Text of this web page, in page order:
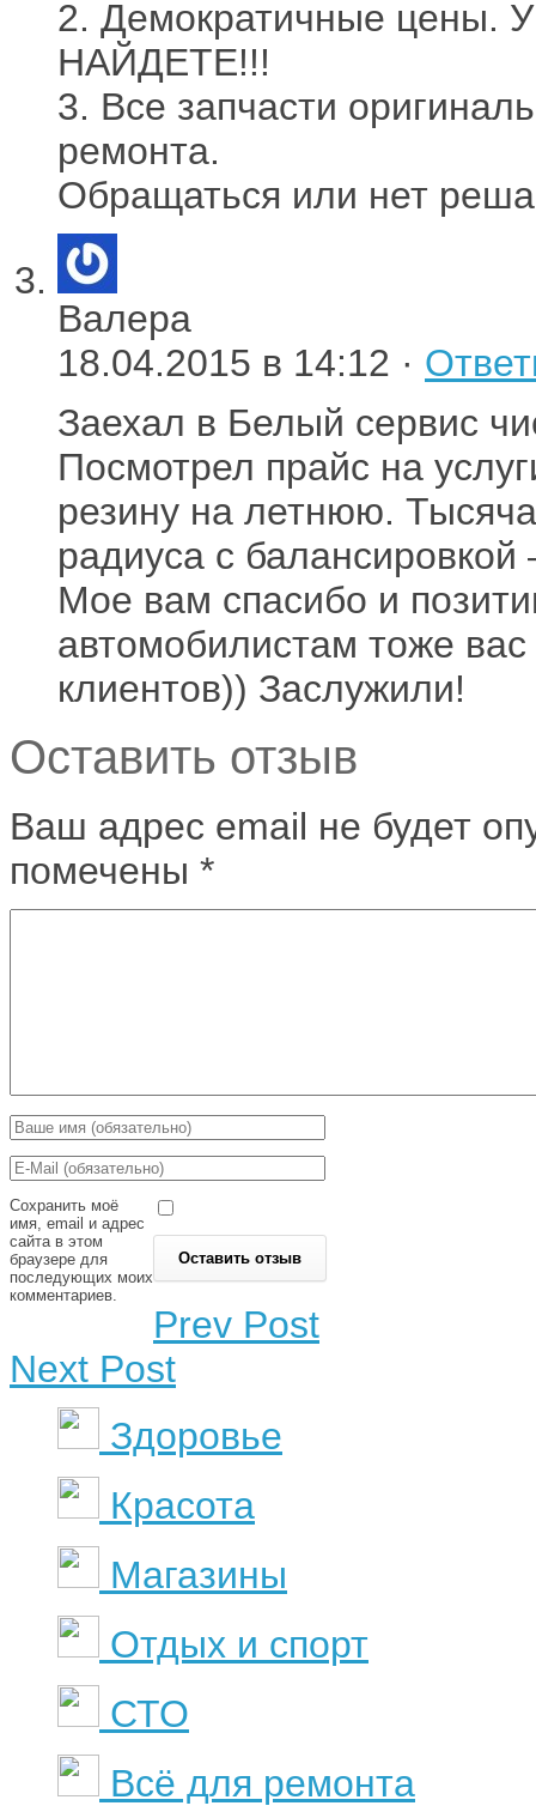
2. Демократичные цены.
НАЙДЕТЕ!!!
3. Все запчасти
ремонта.
Обращаться или нет
Валера
18.04.2015 в 14:12 ·
Заехал в Белый сервис
Посмотрел прайс на
резину на летнюю.
радиуса с
Мое вам спасибо и
автомобилистам тоже
клиентов)) Заслужили!
Оставить отзыв
Ваш адрес email не будет
помечены *
Сохранить моё
имя, email и адрес
сайта в этом
браузере для
последующих моих
комментариев.
Prev Post
Next Post
Здоровье
Красота
Магазины
Отдых и спорт
СТО
Всё для ремонта